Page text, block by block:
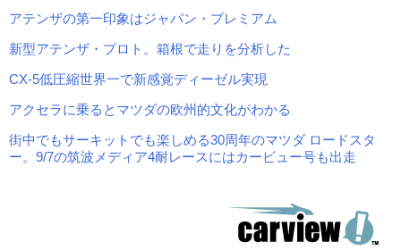
アテンザの第一印象はジャパン・プレミアム
新型アテンザ・プロト。箱根で走りを分析した
CX-5低圧縮世界一で新感覚ディーゼル実現
アクセラに乗るとマツダの欧州的文化がわかる
街中でもサーキットでも楽しめる30周年のマツダ ロードスタ
ー。9/7の筑波メディア4耐レースにはカービュー号も出走